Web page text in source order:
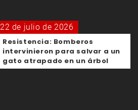
22 de julio de 2026
Resistencia: Bomberos
intervinieron para salvar a un
gato atrapado en un árbol